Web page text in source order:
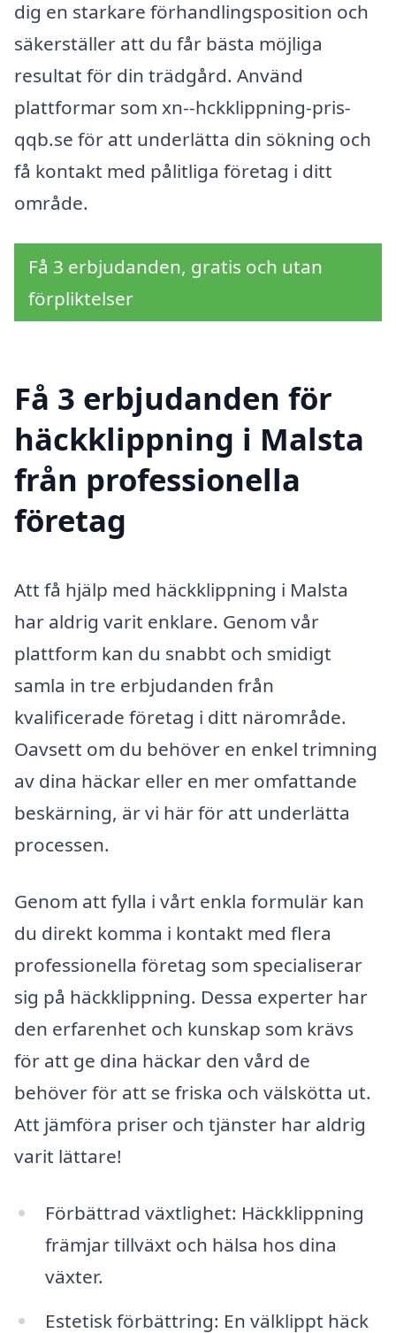
dig en starkare förhandlingsposition och
säkerställer att du får bästa möjliga
resultat för din trädgård. Använd
plattformar som xn--hckklippning-pris-
qqb.se för att underlätta din sökning och
få kontakt med pålitliga företag i ditt
område.
Få 3 erbjudanden, gratis och utan
förpliktelser
Få 3 erbjudanden för
häckklippning i Malsta
från professionella
företag
Att få hjälp med häckklippning i Malsta
har aldrig varit enklare. Genom vår
plattform kan du snabbt och smidigt
samla in tre erbjudanden från
kvalificerade företag i ditt närområde.
Oavsett om du behöver en enkel trimning
av dina häckar eller en mer omfattande
beskärning, är vi här för att underlätta
processen.
Genom att fylla i vårt enkla formulär kan
du direkt komma i kontakt med flera
professionella företag som specialiserar
sig på häckklippning. Dessa experter har
den erfarenhet och kunskap som krävs
för att ge dina häckar den vård de
behöver för att se friska och välskötta ut.
Att jämföra priser och tjänster har aldrig
varit lättare!
Förbättrad växtlighet: Häckklippning
främjar tillväxt och hälsa hos dina
växter.
Estetisk förbättring: En välklippt häck